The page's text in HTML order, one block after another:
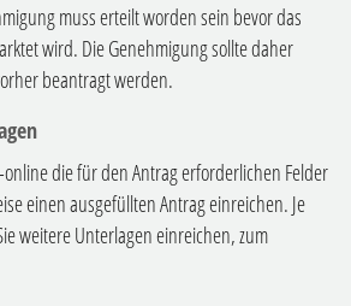
muss erteilt worden sein bevor das
wird. Die Genehmigung sollte daher
beantragt werden.
die für den Antrag erforderlichen Felder
einen ausgefüllten Antrag einreichen. Je
weitere Unterlagen einreichen, zum